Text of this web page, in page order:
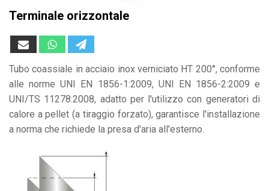
Terminale orizzontale
Tubo coassiale in acciaio inox verniciato HT 200°, conforme
alle norme UNI EN 1856-1:2009, UNI EN 1856-2:2009 e
UNI/TS 11278:2008, adatto per l'utilizzo con generatori di
calore a pellet (a tiraggio forzato), garantisce l'installazione
a norma che richiede la presa d'aria all'esterno.